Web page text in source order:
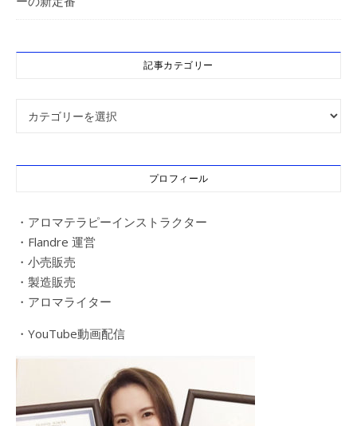
記事カテゴリー
記事カテゴリー
プロフィール
・アロマテラピーインストラクター
・Flandre 運営
・小売販売
・製造販売
・アロマライター
・YouTube動画配信